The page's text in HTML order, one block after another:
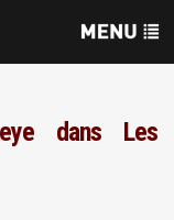
dans Les